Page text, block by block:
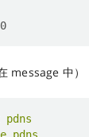
message 中）